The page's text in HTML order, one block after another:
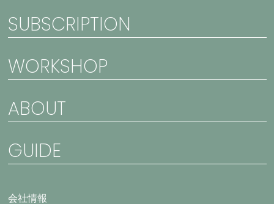
SUBSCRIPTION
WORKSHOP
ABOUT
GUIDE
会社情報